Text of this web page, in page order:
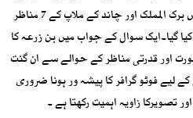
مختلف سمتوں، زاویوں اور اوقات میں برک المملک اور چاند کے ملاپ کے 7 مناظر
گیا۔ایک سوال کے جواب میں بن زرعہ کا
اور قدرتی مناظر کے حوالے سے ان گنت
فوٹو گرافر کا پیشہ ور ہونا ضروری
تصویرکا زاویہ اہمیت رکھتا ہے ۔